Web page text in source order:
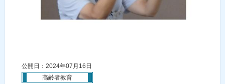
公開日：2024年07月16日
高齢者教育